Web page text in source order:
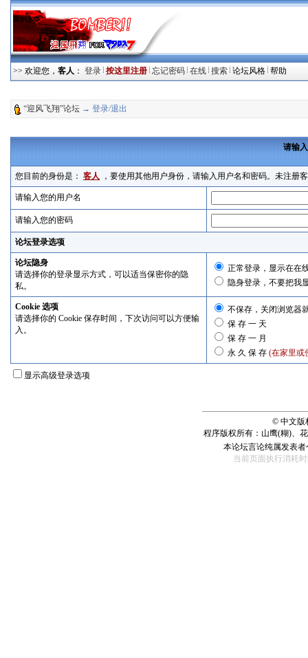
>> 欢迎您， 客人 ： 登录 按这里注册 忘记密码 在线 搜索 论坛风格 帮助
“迎风飞翔”论坛 → 登录/退出
请输
您目前的身份是： 客人 ，要使用其他用户身份，请输入用户名和密码。未注册
请输入您的用户名
请输入您的密码
论坛登录选项
论坛隐身
请选择你的登录显示方式，可以适当保密你的隐
私。
正常登录，显示在在
隐身登录，不要把我
Cookie 选项
请选择你的 Cookie 保存时间，下次访问可以方便输
入。
不保存，关闭浏览器
保 存 一 天
保 存 一 月
永 久 保 存 (在家里或
显示高级登录选项
© 中文版
程序版权所有：山鹰(糊)、
本论坛言论纯属发表
当前页面执行消耗